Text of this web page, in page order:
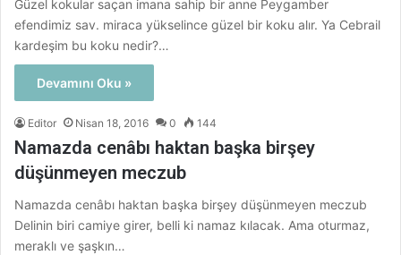
Güzel kokular saçan imana sahip bir anne Peygamber
efendimiz sav. miraca yükselince güzel bir koku alır. Ya Cebrail
kardeşim bu koku nedir?…
Devamını Oku »
Editor Nisan 18, 2016 0 144
Namazda cenâbı haktan başka birşey
düşünmeyen meczub
Namazda cenâbı haktan başka birşey düşünmeyen meczub
Delinin biri camiye girer, belli ki namaz kılacak. Ama oturmaz,
meraklı ve şaşkın…